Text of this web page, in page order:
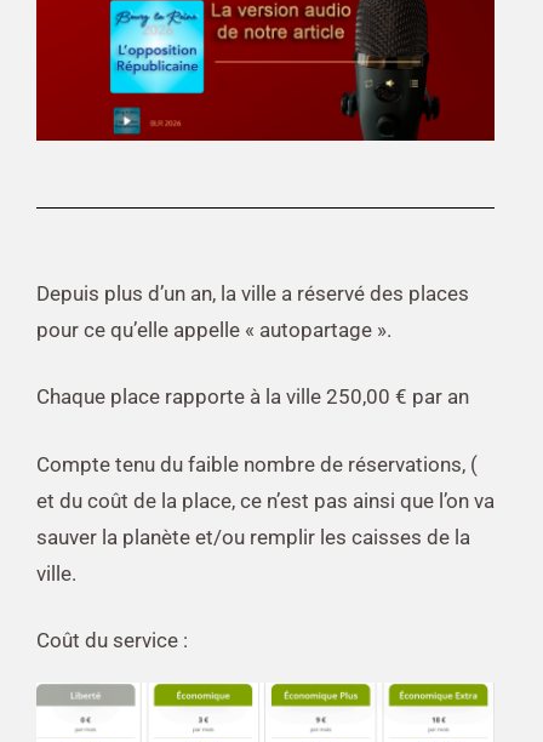
Depuis plus d’un an, la ville a réservé des places
pour ce qu’elle appelle « autopartage ».
Chaque place rapporte à la ville 250,00 € par an
Compte tenu du faible nombre de réservations, (
et du coût de la place, ce n’est pas ainsi que l’on va
sauver la planète et/ou remplir les caisses de la
ville.
Coût du service :